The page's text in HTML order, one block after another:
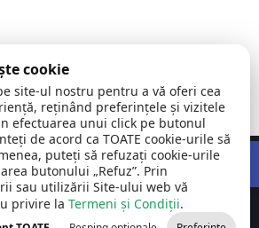
Comuna Siliștea©
2026
Toate
drepturile
Big Media Relații Publice SRL
cookie
site-ul nostru pentru a vă oferi cea
reținând preferințele și vizitele
efectuarea unui click pe butonul
de acord ca TOATE cookie-urile să
puteți să refuzați cookie-urile
butonului „Refuz”. Prin
sau utilizării Site-ului web vă
privire la Termeni și Condiții.